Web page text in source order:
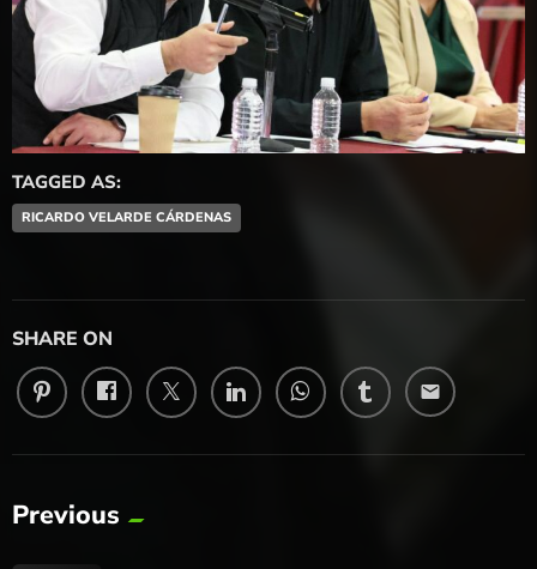
TAGGED AS:
RICARDO VELARDE CÁRDENAS
SHARE ON
email
Previous